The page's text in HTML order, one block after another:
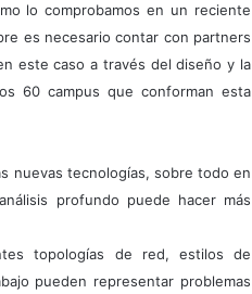
lo comprobamos en un reciente
es necesario contar con partners
este caso a través del diseño y la
60 campus que conforman esta
nuevas tecnologías, sobre todo en
profundo puede hacer más
topologías de red, estilos de
pueden representar problemas